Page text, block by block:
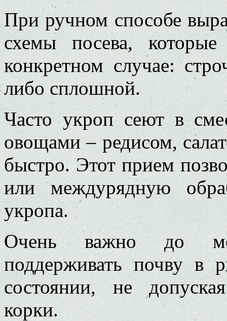
При ручном способе
схемы посева,
конкретном случае:
либо сплошной.
Часто укроп сеют в
овощами – редисом,
быстро. Этот прием
или междурядную
укропа.
Очень важно до
поддерживать почву в
состоянии, не
корки.